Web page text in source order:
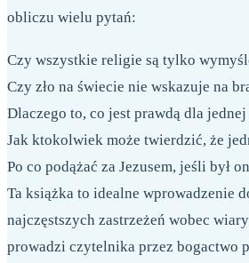
obliczu wielu pytań:
Czy wszystkie religie są tylko
Czy zło na świecie nie wskazuje na
Dlaczego to, co jest prawdą dla
Jak ktokolwiek może twierdzić, że
Po co podążać za Jezusem, jeśli był
Ta książka to idealne wprowadzenie
najczęstszych zastrzeżeń wobec
prowadzi czytelnika przez bogactwo